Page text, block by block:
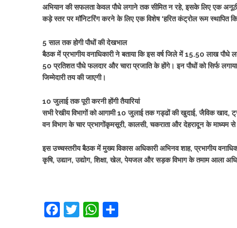
अभियान की सफलता केवल पौधे लगाने तक सीमित न रहे, इसके लिए एक
कड़े स्तर पर मॉनिटरिंग करने के लिए एक विशेष ‘हरित कंट्रोल रूम स्थापित
5 साल तक होगी पौधों की देखभाल
बैठक में प्रभागीय वनाधिकारी ने बताया कि इस वर्ष जिले में 15.50 लाख पौधे
50 प्रतिशत पौधे फलदार और चारा प्रजाति के होंगे। इन पौधों को सिर्फ
जिम्मेदारी तय की जाएगी।
10 जुलाई तक पूरी करनी होंगी तैयारियां
सभी रेखीय विभागों को आगामी 10 जुलाई तक गड्ढों की खुदाई, जैविक खाद,
वन विभाग के चार प्रभागोंकृमसूरी, कालसी, चकराता और देहरादून के माध्यम से
इस उच्चस्तरीय बैठक में मुख्य विकास अधिकारी अभिनव शाह, प्रभागीय
कृषि, उद्यान, उद्योग, शिक्षा, खेल, पेयजल और सड़क विभाग के तमाम आला
Facebook
TwitterWhatsApp